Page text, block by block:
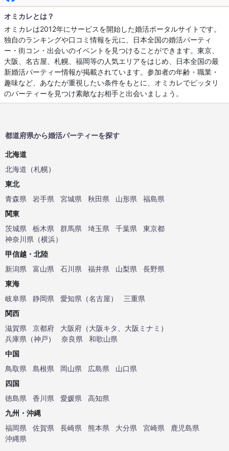
オミカレとは？
オミカレは2012年にサービスを開始した婚活ポータルサイトです。
独自のランキングや口コミ情報を元に、日本全国の婚活パーティ
ー・街コン・出会いのイベントを見つけることができます。東京、
大阪、名古屋、札幌、福岡等の人気エリアをはじめ、日本全国の最
新婚活パーティー情報が掲載されています。参加者の年齢・職業・
趣味など、あなたが重視したい条件をもとに、オミカレでピッタリ
のパーティーを見つけ素敵なお相手と出会いましょう。
都道府県から婚活パーティーを探す
北海道
北海道 （札幌）
東北
青森県
岩手県 宮城県 秋田県 山形県
福島県
関東
茨城県
栃木県 群馬県 埼玉県 千葉県
東京都
神奈川県 （横浜）
甲信越・北陸
新潟県
富山県 石川県 福井県 山梨県
長野県
東海
岐阜県
静岡県 愛知県 （名古屋）
三重県
関西
滋賀県
京都府 大阪府 （大阪キタ 大阪ミナミ ）
兵庫県 （神戸） 奈良県
和歌山県
中国
鳥取県
島根県 岡山県 広島県
山口県
四国
徳島県
香川県 愛媛県
高知県
九州・沖縄
福岡県
佐賀県 長崎県 熊本県 大分県 宮崎県
鹿児島県
沖縄県